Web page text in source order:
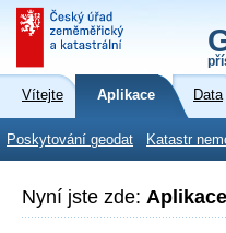
Vítejte Aplikace Data
Poskytování geodat Katastr
Nyní jste zde: Aplikace